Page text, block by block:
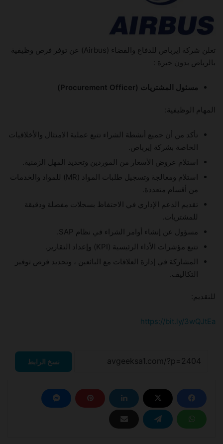
تعلن شركة إيرباص للدفاع والفضاء (Airbus) عن توفر فرص وظيفية
بالرياض بدون خبرة :
مسئول المشتريات (Procurement Officer)
المهام الوظيفية:
تأكد من أن جميع أنشطة الشراء تتبع عملية الامتثال والأخلاقيات
الخاصة بشركة إيرباص.
استلام عروض الأسعار من الموردين وتحديد المهل الزمنية.
استلام ومعالجة وتسجيل طلبات المواد (MR) للمواد والخدمات
من أقسام متعددة.
تقديم الدعم الإداري في الاحتفاظ بسجلات مفصلة ودقيقة
للمشتريات.
مسؤول عن إنشاء أوامر الشراء في نظام SAP.
تتبع مؤشرات الأداء الرئيسية (KPI) وإعداد التقارير.
المشاركة في إدارة العلاقات مع البائعين ، وتحديد فرص توفير
التكاليف.
للتقديم:
https://bit.ly/3wQJtEa
نسخ الرابط